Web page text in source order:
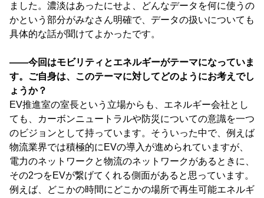
ました。濃淡はあったにせよ、どんなデータを何に使うの
かという部分がみなさん明確で、データの扱いについても
具体的な話が聞けてよかったです。
――今回はモビリティとエネルギーがテーマになっていま
す。ご自身は、このテーマに対してどのようにお考えでし
ょうか？
EV推進室の室長という立場からも、エネルギー会社とし
ても、カーボンニュートラルや防災についての意識を一つ
のビジョンとして持っています。そういった中で、例えば
物流業界では積極的にEVの導入が進められていますが、
電力のネットワークと物流のネットワークがあるときに、
その2つをEVが繋げてくれる側面があると思っています。
例えば、どこかの時間にどこかの場所で再生可能エネルギ